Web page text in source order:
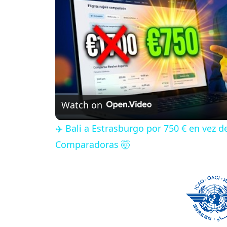
Watch on
✈️ Bali a Estrasburgo por 750 € en vez
Comparadoras 🤯